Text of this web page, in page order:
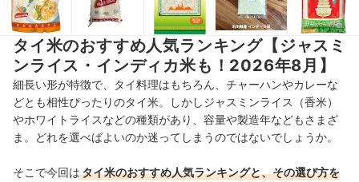
タイ米のおすすめ人気ランキング【ジャスミ
ンライス・インディカ米も！2026年8月】
細長い形が特徴で、タイ料理はもちろん、チャーハンやカレーな
どとも相性ぴったりのタイ米。しかしジャスミンライス（香米）
やホワイトライスなどの種類があり、容量や製造年などもさまざ
ま。どれを選べばよいのか迷ってしまうのではないでしょうか。
そこで今回はタイ米のおすすめ人気ランキングと、その選び方を